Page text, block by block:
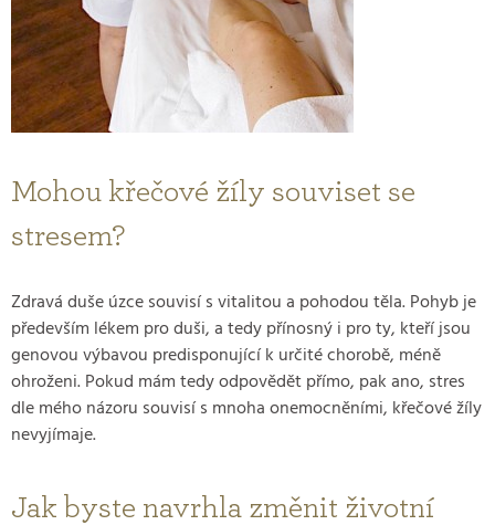
Mohou křečové žíly souviset se
stresem?
Zdravá duše úzce souvisí s vitalitou a pohodou těla. Pohyb je
především lékem pro duši, a tedy přínosný i pro ty, kteří jsou
genovou výbavou predisponující k určité chorobě, méně
ohroženi. Pokud mám tedy odpovědět přímo, pak ano, stres
dle mého názoru souvisí s mnoha onemocněními, křečové žíly
nevyjímaje.
Jak byste navrhla změnit životní